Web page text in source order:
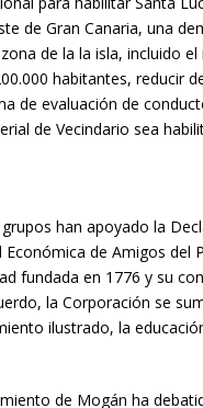
de Gran Canaria, una
de la la isla, incluido
habitantes, reducir
de evaluación de
de Vecindario sea
han apoyado la
Económica de Amigos
fundada en 1776 y su
la Corporación se
ilustrado, la
de Mogán ha